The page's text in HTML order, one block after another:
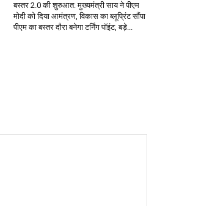
बस्तर 2.0 की शुरुआत: मुख्यमंत्री साय ने पीएम
मोदी को दिया आमंत्रण, विकास का ब्लूप्रिंट सौंपा
पीएम का बस्तर दौरा बनेगा टर्निंग पॉइंट, बड़े...